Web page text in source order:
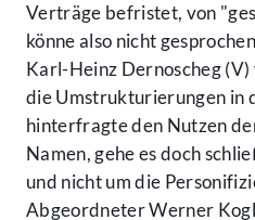
Verträge befristet, von
könne also nicht
Karl-Heinz Dernoscheg
die Umstrukturierungen in
hinterfragte den Nutzen
Namen, gehe es doch
und nicht um die
Abgeordneter Werner